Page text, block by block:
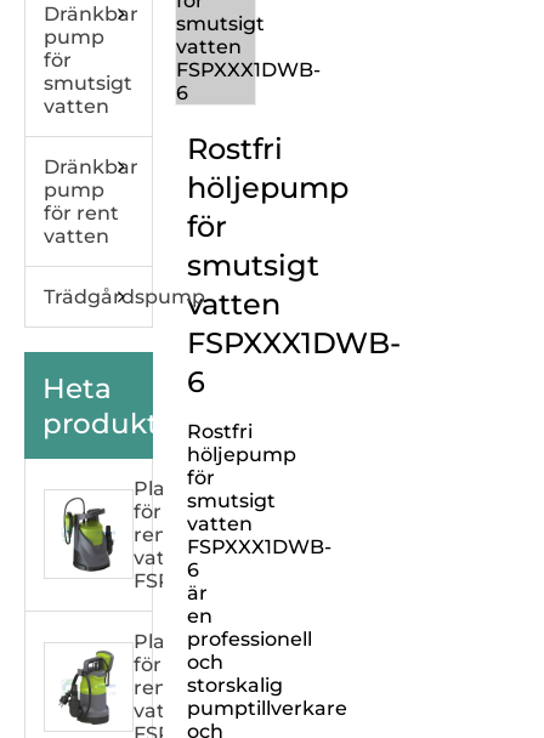
Dränkbar
pump
för
smutsigt
vatten
Dränkbar
pump
för rent
vatten
Trädgårdspump
Heta
produkter
Plasthuspump
för
rent
vatten
FSPXXX33C
Plasthuspump
för
rent
vatten
Rostfri
höljepump
för
smutsigt
vatten
FSPXXX1DWB-
6
Rostfri
höljepump
för
smutsigt
vatten
FSPXXX1DWB-
6
är
en
professionell
och
storskalig
pumptillverkare
och